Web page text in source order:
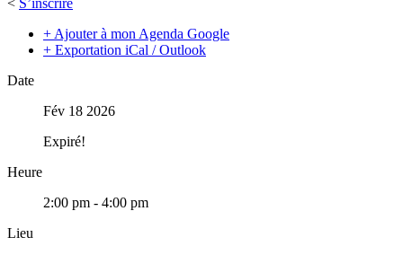
< S’inscrire
+ Ajouter à mon Agenda Google
+ Exportation iCal / Outlook
Date
Fév 18 2026
Expiré!
Heure
2:00 pm - 4:00 pm
Lieu